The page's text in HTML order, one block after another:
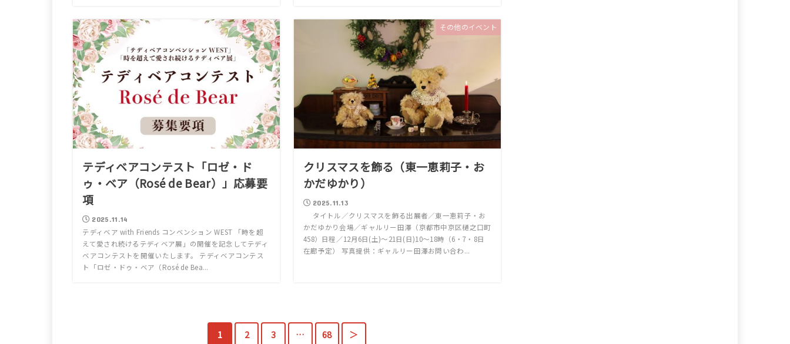
テディベアコンテスト「ロゼ・ド
ゥ・ベア（Rosé de Bear）」応募要
項
2025.11.14
テディベア with Friends コンベンション WEST 「時を超
えて愛され続けるテディベア展」の開催を記念してテディ
ベアコンテストを開催いたします。 テディベアコンテス
ト「ロゼ・ドゥ・ベア（Rosé de Bea...
その他のイベント
クリスマスを飾る（東一恵莉子・お
かだゆかり）
2025.11.13
タイトル／クリスマスを飾る出展者／東一恵莉子・お
かだゆかり会場／ギャルリー田澤（京都市中京区樋之口町
458）日程／12月6日(土)〜21日(日)10〜18時（6・7・8日
在廊予定） 写真提供：ギャルリー田澤お問い合わ...
1 2 3 … 68 ＞